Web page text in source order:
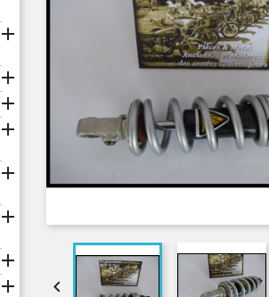







 